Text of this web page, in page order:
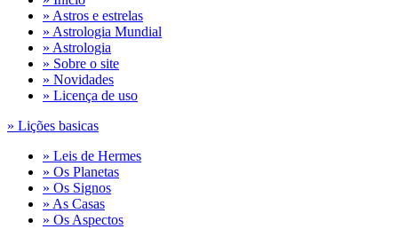
» Astros e estrelas
» Astrologia Mundial
» Astrologia
» Sobre o site
» Novidades
» Licença de uso
» Lições basicas
» Leis de Hermes
» Os Planetas
» Os Signos
» As Casas
» Os Aspectos